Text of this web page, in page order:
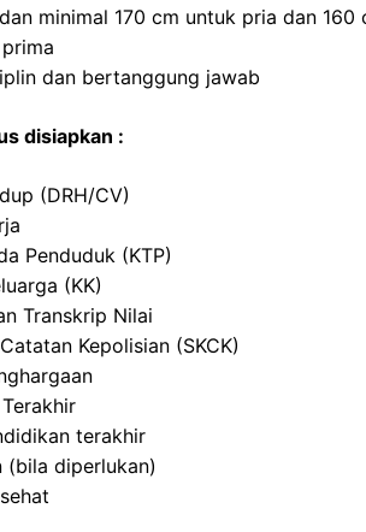
minimal 170 cm untuk pria dan 160
dan bertanggung jawab
disiapkan :
(DRH/CV)
Penduduk (KTP)
(KK)
Transkrip Nilai
Kepolisian (SKCK)
terakhir
(bila diperlukan)